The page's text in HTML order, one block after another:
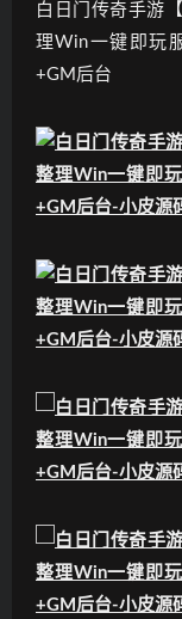
白日门传奇手游
理Win一键即玩
+GM后台